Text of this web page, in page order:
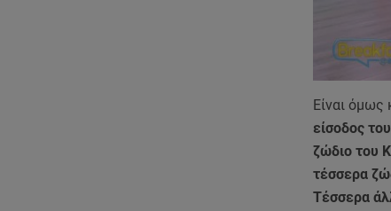
Είναι όμως
είσοδος
ζώδιο του
τέσσερα
Τέσσερα